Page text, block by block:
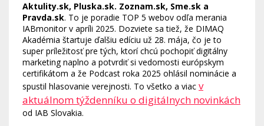
Aktulity.sk, Pluska.sk. Zoznam.sk, Sme.sk a
Pravda.sk. To je poradie TOP 5 webov odľa merania
IABmonitor v apríli 2025. Dozviete sa tiež, že DIMAQ
Akadémia štartuje ďalšiu edíciu už 28. mája, čo je to
super príležitosť pre tých, ktorí chcú pochopiť digitálny
marketing naplno a potvrdiť si vedomosti európskym
certifikátom a že Podcast roka 2025 ohlásil nominácie a
spustil hlasovanie verejnosti. To všetko a viac v
aktuálnom týždenníku o digitálnych novinkách
od IAB Slovakia.